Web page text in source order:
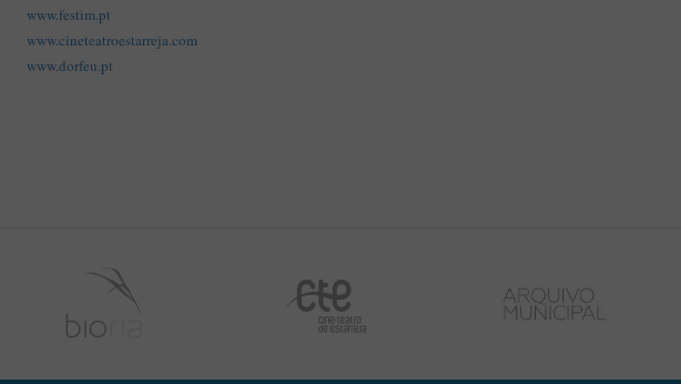
www.festim.pt
www.cineteatroestarreja.com
www.dorfeu.pt